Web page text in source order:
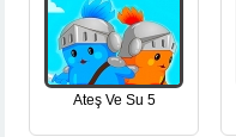
Ateş Ve Su 5